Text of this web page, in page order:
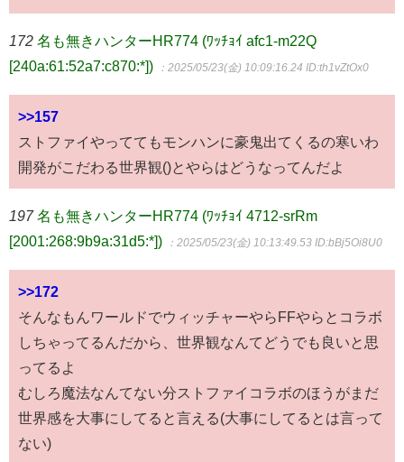
172 名も無きハンターHR774 (ﾜｯﾁｮｲ afc1-m22Q
[240a:61:52a7:c870:*])
：2025/05/23(金) 10:09:16.24 ID:th1vZtOx0
>>157
ストファイやっててもモンハンに豪鬼出てくるの寒いわ
開発がこだわる世界観()とやらはどうなってんだよ
197 名も無きハンターHR774 (ﾜｯﾁｮｲ 4712-srRm
[2001:268:9b9a:31d5:*])
：2025/05/23(金) 10:13:49.53 ID:bBj5Oi8U0
>>172
そんなもんワールドでウィッチャーやらFFやらとコラボ
しちゃってるんだから、世界観なんてどうでも良いと思
ってるよ
むしろ魔法なんてない分ストファイコラボのほうがまだ
世界感を大事にしてると言える(大事にしてるとは言って
ない)